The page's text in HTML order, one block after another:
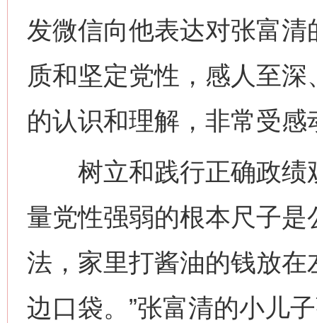
发微信向他表达对张富清
质和坚定党性，感人至深
的认识和理解，非常受感
树立和践行正确政绩
量党性强弱的根本尺子是
法，家里打酱油的钱放
边口袋。”张富清的小儿